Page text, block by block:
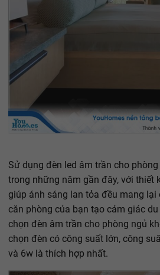
Sử dụng đèn led âm trần cho
trong những năm gần đây, với thiết
giúp ánh sáng lan tỏa đều mang lại
căn phòng của bạn tạo cảm giác
chọn đèn âm trần cho phòng ngủ
chọn đèn có công suất lớn, công
và 6w là thích hợp nhất.